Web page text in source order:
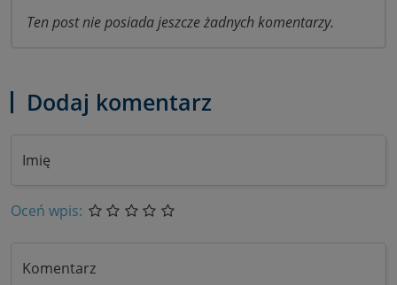
Ten post nie posiada jeszcze żadnych komentarzy.
Dodaj komentarz
Imię
Oceń wpis:
Komentarz